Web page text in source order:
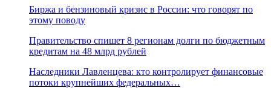
Биржа и бензиновый кризис в России: что говорят по
этому поводу
Правительство спишет 8 регионам долги по бюджетным
кредитам на 48 млрд рублей
Наследники Лавленцева: кто контролирует финансовые
потоки крупнейших федеральных…